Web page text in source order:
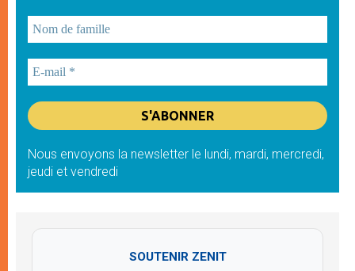
Nous envoyons la newsletter le lundi, mardi, mercredi,
jeudi et vendredi
SOUTENIR ZENIT